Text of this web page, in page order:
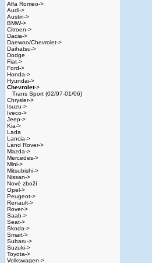
Alfa Romeo->
Audi->
Austin->
BMW->
Citroen->
Dacia->
Daewoo/Chevrolet->
Daihatsu->
Dodge
Fiat->
Ford->
Honda->
Hyundai->
Chevrolet->
Trans Sport (02/97-01/06)
Chrysler->
Isuzu->
Iveco->
Jeep->
Kia->
Lada
Lancia->
Land Rover->
Mazda->
Mercedes->
Mini->
Mitsubishi->
Nissan->
Nové zboží
Opel->
Peugeot->
Renault->
Rover->
Saab->
Seat->
Skoda->
Smart->
Subaru->
Suzuki->
Toyota->
Volkswagen->